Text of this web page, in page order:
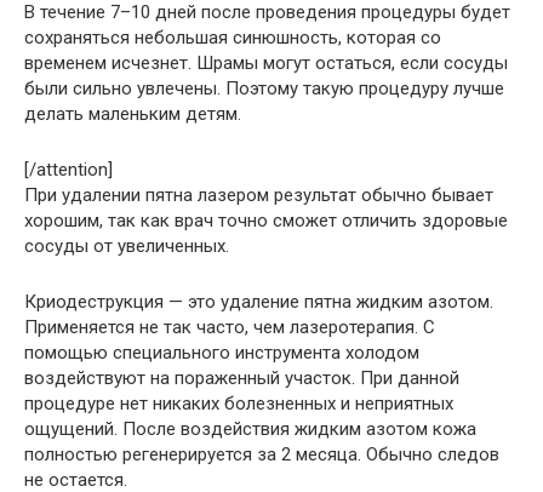
В течение 7–10 дней после проведения процедуры будет
сохраняться небольшая синюшность, которая со
временем исчезнет. Шрамы могут остаться, если сосуды
были сильно увлечены. Поэтому такую процедуру лучше
делать маленьким детям.
[/attention]
При удалении пятна лазером результат обычно бывает
хорошим, так как врач точно сможет отличить здоровые
сосуды от увеличенных.
Криодеструкция — это удаление пятна жидким азотом.
Применяется не так часто, чем лазеротерапия. С
помощью специального инструмента холодом
воздействуют на пораженный участок. При данной
процедуре нет никаких болезненных и неприятных
ощущений. После воздействия жидким азотом кожа
полностью регенерируется за 2 месяца. Обычно следов
не остается.